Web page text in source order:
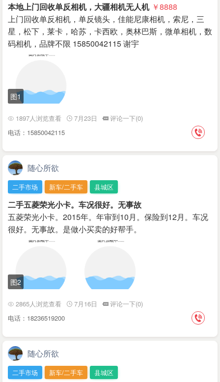
本地上门回收单反相机，大疆相机无人机 ￥8888
上门回收单反相机，单反镜头，佳能尼康相机，索尼，三
星，松下，莱卡，哈苏，卡西欧，奥林巴斯，微单相机，数
码相机，品牌不限 15850042115 谢宇
图1
1897人浏览查看 7月23日
评论一下(0)
电话：15850042115
随心所欲
二手市场 新车/二手车 县城区
二手五菱荣光小卡。车况很好。无事故
五菱荣光小卡。2015年。年审到10月。保险到12月。车况
很好。无事故。是做小买卖的好帮手。
图2
2865人浏览查看 7月16日
评论一下(0)
电话：18236519200
随心所欲
二手市场 新车/二手车 县城区